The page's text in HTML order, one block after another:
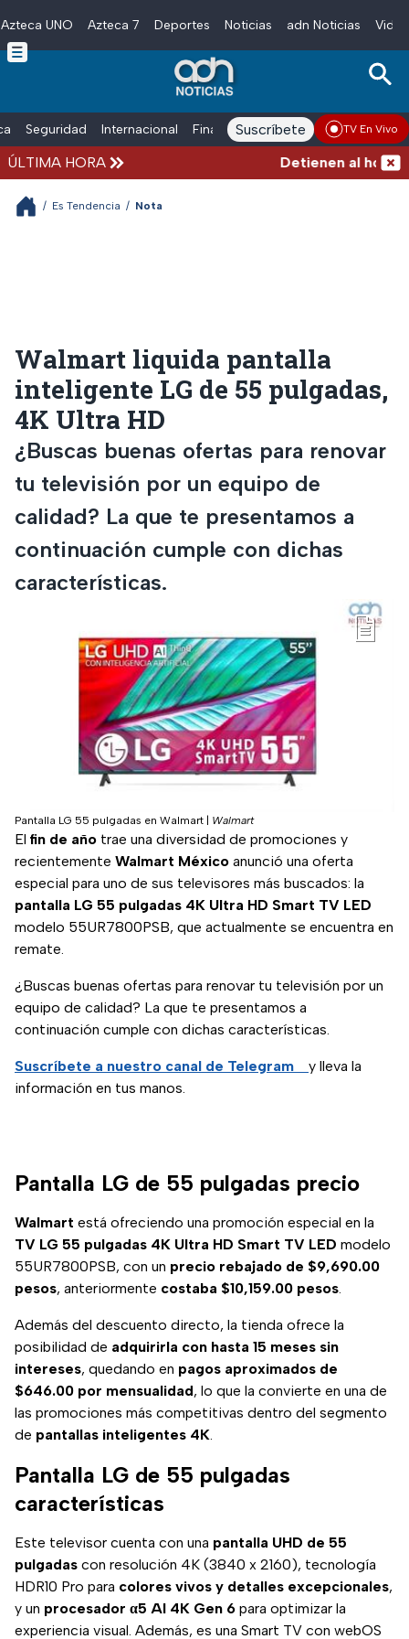
Skip to main content
Azteca UNO Azteca 7 Deportes Noticias adn Noticias
Seguridad Internacional Finanzas adn Noticias Radio
Suscríbete TV En Vivo
ÚLTIMA HORA Detienen al
/ Es Tendencia / Nota
Walmart liquida pantalla
inteligente LG de 55 pulgadas,
4K Ultra HD
¿Buscas buenas ofertas para renovar
tu televisión por un equipo de
calidad? La que te presentamos a
continuación cumple con dichas
características.
Pantalla LG 55 pulgadas en Walmart Walmart
El fin de año trae una diversidad de promociones y
recientemente Walmart México anunció una oferta
especial para uno de sus televisores más buscados: la
pantalla LG 55 pulgadas 4K Ultra HD Smart TV LED
modelo 55UR7800PSB, que actualmente se encuentra en
remate.
¿Buscas buenas ofertas para renovar tu televisión por un
equipo de calidad? La que te presentamos a
continuación cumple con dichas características.
Suscríbete a nuestro canal de Telegram
y lleva la
información en tus manos.
Pantalla LG de 55 pulgadas precio
Walmart está ofreciendo una promoción especial en la
TV LG 55 pulgadas 4K Ultra HD Smart TV LED modelo
55UR7800PSB, con un precio rebajado de $9,690.00
pesos, anteriormente costaba $10,159.00 pesos.
Además del descuento directo, la tienda ofrece la
posibilidad de adquirirla con hasta 15 meses sin
intereses, quedando en pagos aproximados de
$646.00 por mensualidad, lo que la convierte en una de
las promociones más competitivas dentro del segmento
de pantallas inteligentes 4K.
Pantalla LG de 55 pulgadas
características
Este televisor cuenta con una pantalla UHD de 55
pulgadas con resolución 4K (3840 x 2160), tecnología
HDR10 Pro para colores vivos y detalles excepcionales,
y un procesador α5 AI 4K Gen 6 para optimizar la
experiencia visual. Además, es una Smart TV con webOS